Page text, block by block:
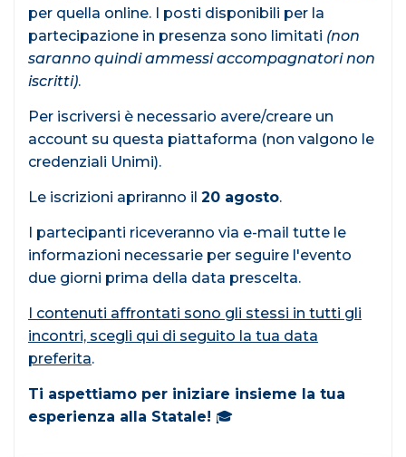
per quella online. I posti disponibili per la
partecipazione in presenza sono limitati (non
saranno quindi ammessi accompagnatori non
iscritti).
Per iscriversi è necessario avere/creare un
account su questa piattaforma (non valgono le
credenziali Unimi).
Le iscrizioni apriranno il 20 agosto.
I partecipanti riceveranno via e-mail tutte le
informazioni necessarie per seguire l'evento
due giorni prima della data prescelta.
I contenuti affrontati sono gli stessi in tutti gli
incontri, scegli qui di seguito la tua data
preferita.
Ti aspettiamo per iniziare insieme la tua
esperienza alla Statale! 🎓